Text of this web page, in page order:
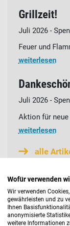
Grillzeit!
Juli 2026 -
Feuer und
weiterlesen
Juli 2026 -
Aktion für
weiterlesen
alle
© 2026 DRK-
Wofür verwenden
Wir verwenden
gewährleisten und zu
Ihnen
anonymisierte
weitere Informationen